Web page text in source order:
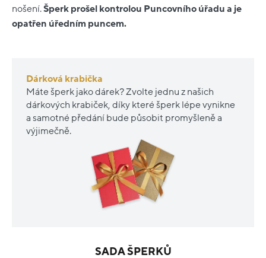
nošení.Šperk prošel kontrolou Puncovního úřadu a je
opatřen úředním puncem.
Dárková krabička
Máte šperk jako dárek? Zvolte jednu z našich
dárkových krabiček, díky které šperk lépe vynikne
a samotné předání bude působit promyšleně a
výjimečně.
SADA ŠPERKŮ